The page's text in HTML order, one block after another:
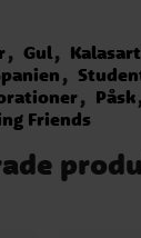
Gul
Påsk
Friends